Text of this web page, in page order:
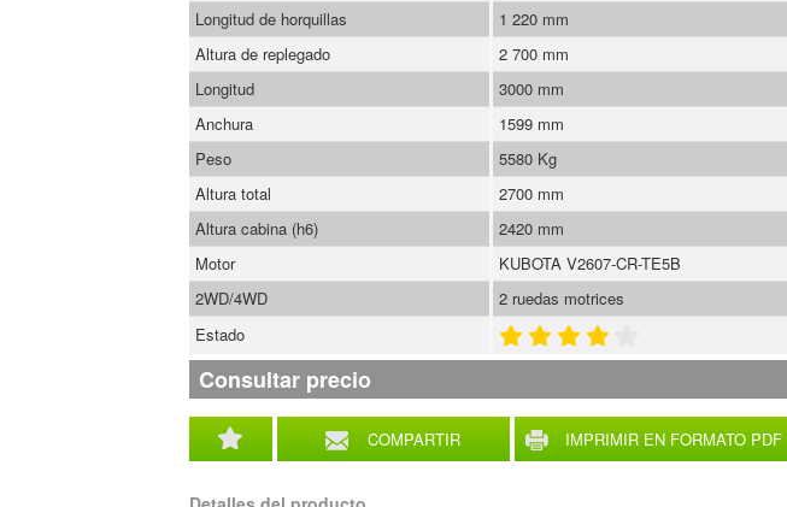
COMPARTIR IMPRIMIR EN FORMATO PDF
Longitud de horquillas
1 220 mm
Altura de replegado
2 700 mm
Longitud
3000 mm
Anchura
1599 mm
Peso
5580 Kg
Altura total
2700 mm
Altura cabina (h6)
2420 mm
Motor
KUBOTA V2607-CR-TE5B
2WD/4WD
2 ruedas motrices
Estado
Consultar precio